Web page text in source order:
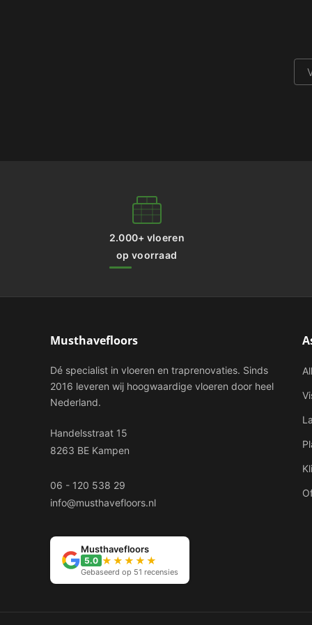
2.000+ vloeren
op voorraad
Musthavefloors
Dé specialist in vloeren en traprenovaties. Sinds
2016 leveren wij hoogwaardige vloeren door heel
Nederland.
Handelsstraat 15
8263 BE Kampen
06 - 120 538 29
info@musthavefloors.nl
Musthavefloors
5.0 ★★★★★
Gebaseerd op 51 recensies